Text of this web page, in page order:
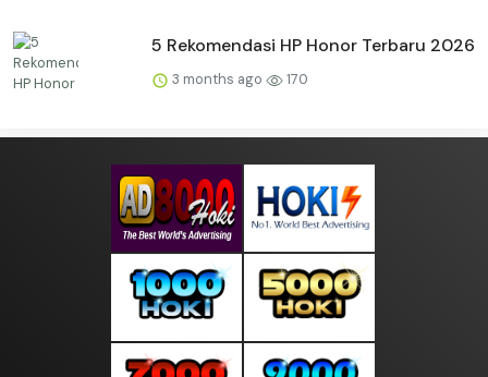
5 Rekomendasi HP Honor Terbaru 2026
3 months ago 170